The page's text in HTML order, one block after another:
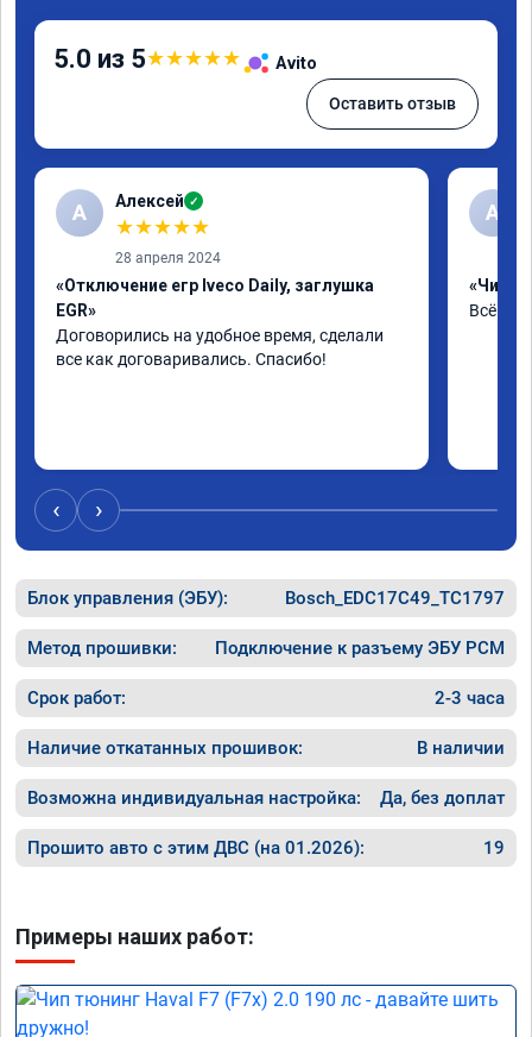
5.0 из 5★★★★★ Avito
Оставить отзыв
А Алексей ✓
★★★★★
28 апреля 2024
«Отключение егр Iveco Daily, заглушка
EGR»
Договорились на удобное время, сделали
все как договаривались. Спасибо!
А
«Чип
Всё на
‹ ›
Блок управления (ЭБУ): Bosch_EDC17C49_TC1797
Метод прошивки: Подключение к разъему ЭБУ PCM
Срок работ: 2-3 часа
Наличие откатанных прошивок: В наличии
Возможна индивидуальная настройка: Да, без доплат
Прошито авто с этим ДВС (на 01.2026): 19
Примеры наших работ: